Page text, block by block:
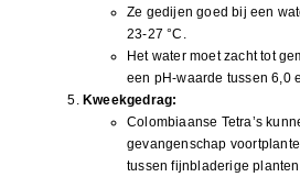
Ze gedijen goed bij een
23-27 °C.
Het water moet zacht tot
een pH-waarde tussen 6,0
Kweekgedrag:
Colombiaanse Tetra’s
gevangenschap
tussen fijnbladerige